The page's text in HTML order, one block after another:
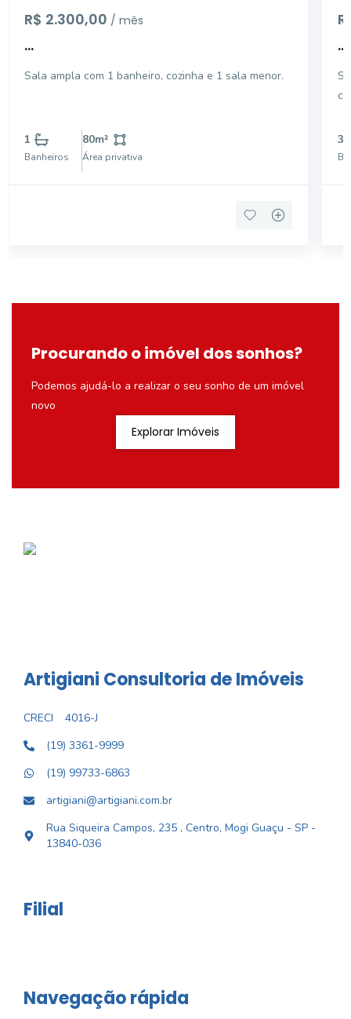
R$ 2.300,00 / mês
...
Sala ampla com 1 banheiro, cozinha e 1 sala menor.
1
Banheiros
80m²
Área privativa
...
3
Procurando o imóvel dos sonhos?
Podemos ajudá-lo a realizar o seu sonho de um imóvel
novo
Explorar Imóveis
Artigiani Consultoria de Imóveis
CRECI
4016-J
(19) 3361-9999
(19) 99733-6863
artigiani@artigiani.com.br
Rua Siqueira Campos, 235 , Centro, Mogi Guaçu - SP -
13840-036
Filial
Navegação rápida